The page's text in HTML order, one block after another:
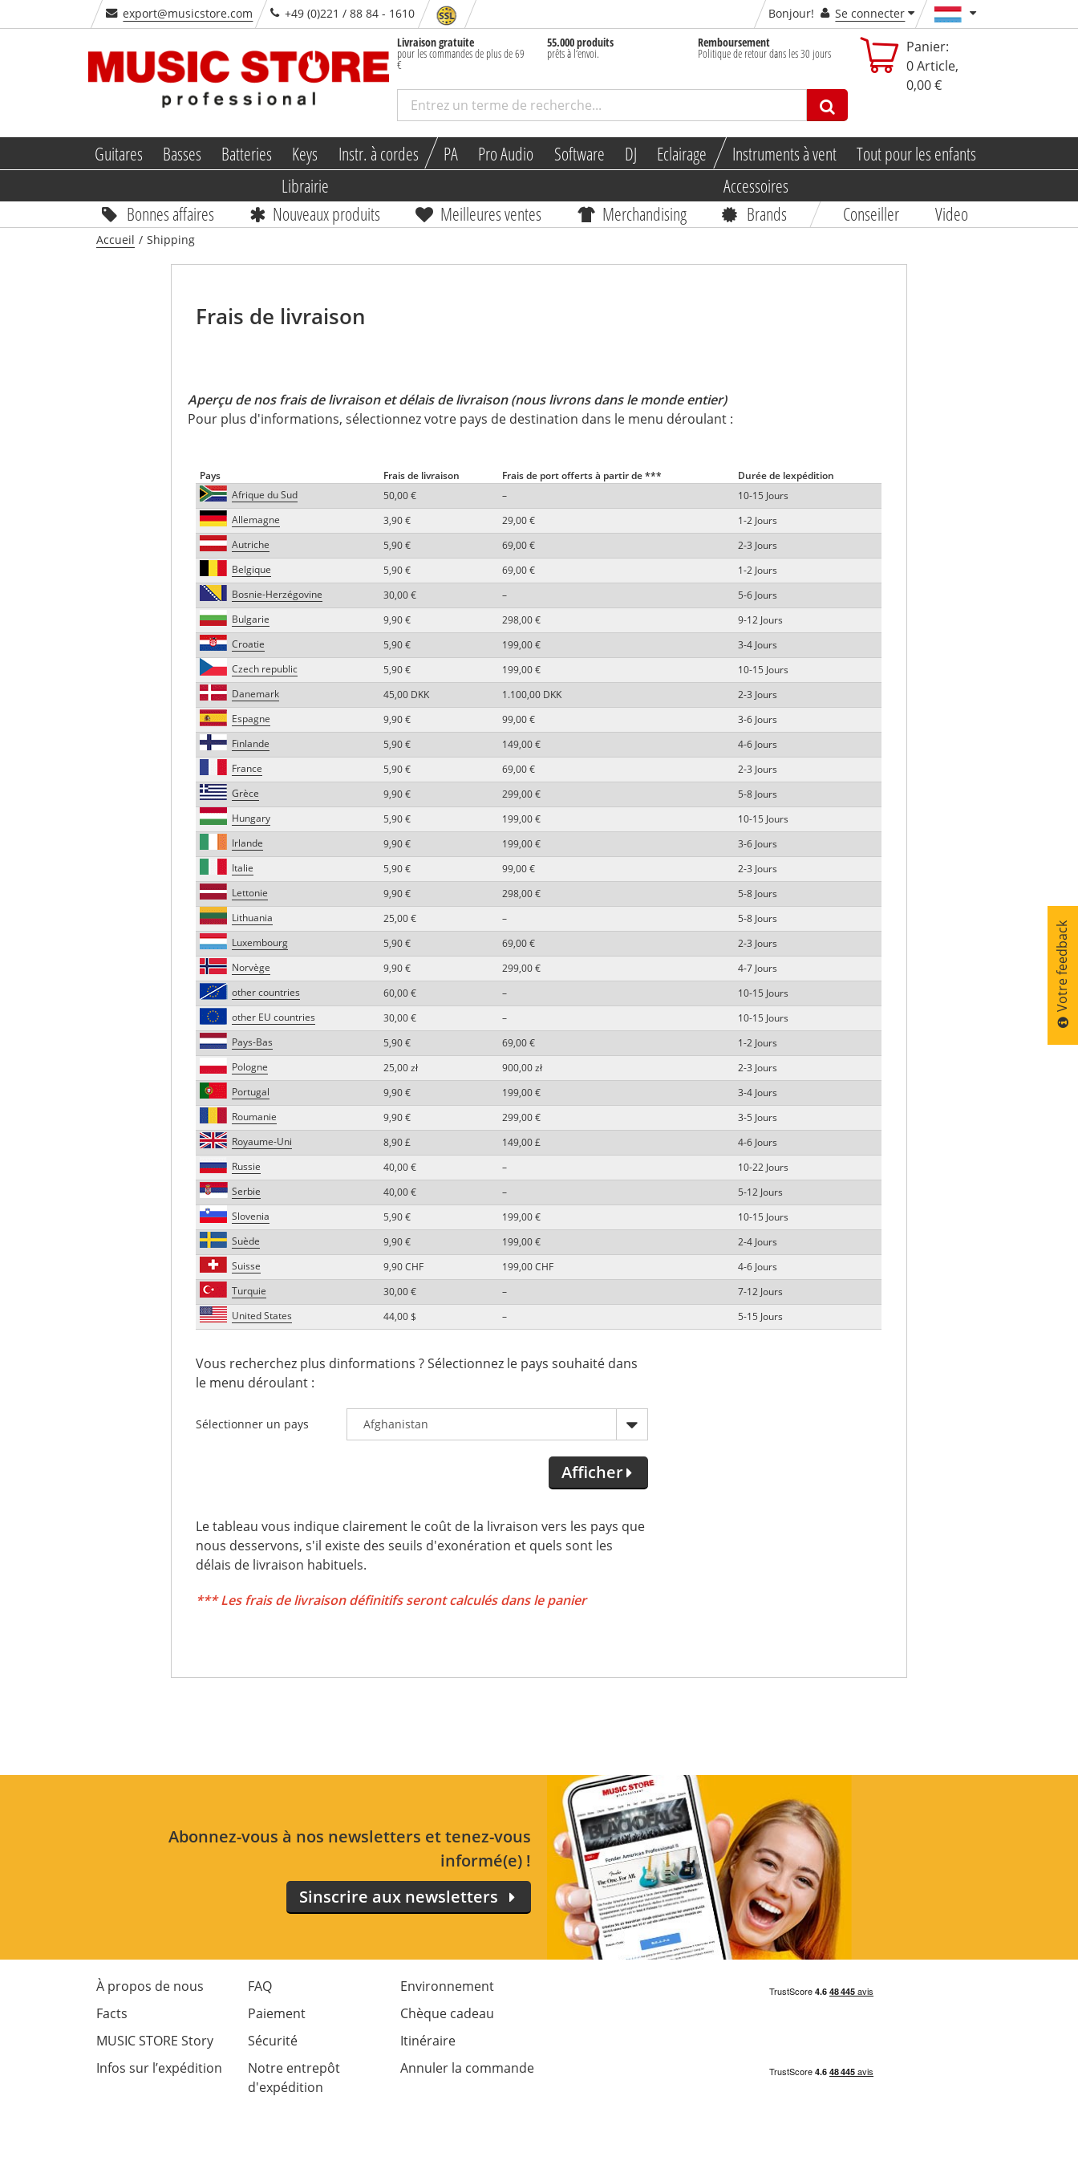
export@musicstore.com +49 (0)221 / 88 84 - 1610 Bonjour!
Se connecter
Livraison gratuite
pour les commandes de plus de 69
€
55.000 produits
prêts à l‘envoi.
Remboursement
Politique de retour dans les 30 jours
Panier:
0 Article,
0,00 €
Guitares Basses Batteries Keys Instr. à cordes PA Pro Audio Software DJ Eclairage Instruments à vent
Tout pour les enfants
Librairie
Accessoires
Bonnes affaires
Nouveaux produits Meilleures ventes Merchandising Brands Conseiller Video
Votre feedback
Accueil / Shipping
Frais de livraison
Aperçu de nos frais de livraison et délais de livraison (nous livrons dans le monde entier)
Pour plus d'informations, sélectionnez votre pays de destination dans le menu déroulant :
Pays Frais de livraison Frais de port offerts à partir de ***
Durée de lexpédition
Afrique du Sud
50,00 € –
10-15 Jours
Allemagne
3,90 € 29,00 €
1-2 Jours
Autriche
5,90 € 69,00 €
2-3 Jours
Belgique
5,90 € 69,00 €
1-2 Jours
Bosnie-Herzégovine
30,00 € –
5-6 Jours
Bulgarie
9,90 € 298,00 €
9-12 Jours
Croatie
5,90 € 199,00 €
3-4 Jours
Czech republic
5,90 € 199,00 €
10-15 Jours
Danemark
45,00 DKK 1.100,00 DKK
2-3 Jours
Espagne
9,90 € 99,00 €
3-6 Jours
Finlande
5,90 € 149,00 €
4-6 Jours
France
5,90 € 69,00 €
2-3 Jours
Grèce
9,90 € 299,00 €
5-8 Jours
Hungary
5,90 € 199,00 €
10-15 Jours
Irlande
9,90 € 199,00 €
3-6 Jours
Italie
5,90 € 99,00 €
2-3 Jours
Lettonie
9,90 € 298,00 €
5-8 Jours
Lithuania
25,00 € –
5-8 Jours
Luxembourg
5,90 € 69,00 €
2-3 Jours
Norvège
9,90 € 299,00 €
4-7 Jours
other countries
60,00 € –
10-15 Jours
other EU countries
30,00 € –
10-15 Jours
Pays-Bas
5,90 € 69,00 €
1-2 Jours
Pologne
25,00 zł 900,00 zł
2-3 Jours
Portugal
9,90 € 199,00 €
3-4 Jours
Roumanie
9,90 € 299,00 €
3-5 Jours
Royaume-Uni
8,90 £ 149,00 £
4-6 Jours
Russie
40,00 € –
10-22 Jours
Serbie
40,00 € –
5-12 Jours
Slovenia
5,90 € 199,00 €
10-15 Jours
Suède
9,90 € 199,00 €
2-4 Jours
Suisse
9,90 CHF 199,00 CHF
4-6 Jours
Turquie
30,00 € –
7-12 Jours
United States
44,00 $ – 5-15 Jours
Vous recherchez plus dinformations ? Sélectionnez le pays souhaité dans
le menu déroulant :
Sélectionner un pays
Afficher
Le tableau vous indique clairement le coût de la livraison vers les pays que
nous desservons, s'il existe des seuils d'exonération et quels sont les
délais de livraison habituels.
*** Les frais de livraison définitifs seront calculés dans le panier
Abonnez-vous à nos newsletters et tenez-vous
informé(e) !
Sinscrire aux newsletters
À propos de nous
Facts
MUSIC STORE Story
Infos sur l’expédition
FAQ
Paiement
Sécurité
Notre entrepôt
d'expédition
Environnement
Chèque cadeau
Itinéraire
Annuler la commande